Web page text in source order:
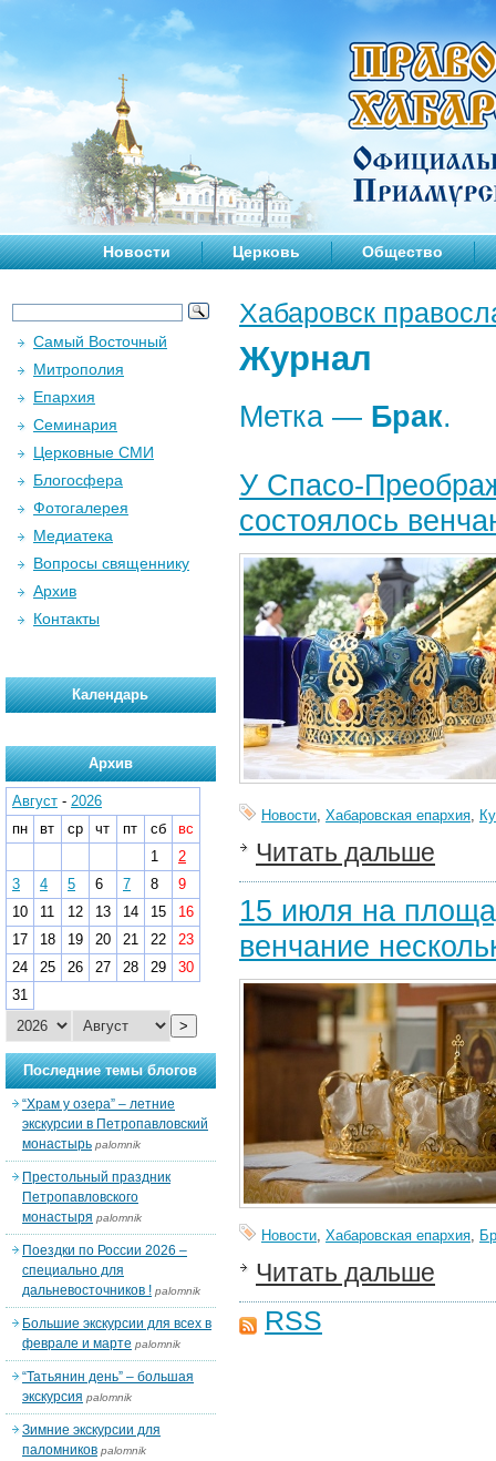
Новости Церковь Общество
Хабаровск
Журнал
Метка — Брак.
У Спасо-
состоялось
Новости, Хабаровская епархия,
Читать дальше
15 июля на
венчание
Новости, Хабаровская епархия,
Читать дальше
RSS
Самый Восточный
Митрополия
Епархия
Семинария
Церковные СМИ
Блогосфера
Фотогалерея
Медиатека
Вопросы священнику
Архив
Контакты
Календарь
Архив
Август - 2026
пн
вт ср чт пт сб
вс
1
2
3
4 5 6 7 8
9
10
11 12 13 14 15
16
17
18 19 20 21 22
23
24
25 26 27 28 29
30
31
>
Последние темы блогов
“Храм у озера” – летние
экскурсии в Петропавловский
монастырь palomnik
Престольный праздник
Петропавловского
монастыря palomnik
Поездки по России 2026 –
специально для
дальневосточников ! palomnik
Большие экскурсии для всех в
феврале и марте palomnik
“Татьянин день” – большая
экскурсия palomnik
Зимние экскурсии для
паломников palomnik